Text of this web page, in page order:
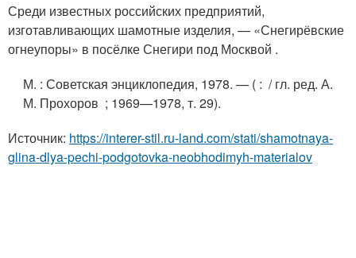
Среди известных российских предприятий,
изготавливающих шамотные изделия, — «Снегирёвские
огнеупоры» в посёлке Снегири под Москвой .
М. : Советская энциклопедия, 1978. — ( : / гл. ред. А.
М. Прохоров ; 1969—1978, т. 29).
Источник: https://interer-stil.ru-land.com/stati/shamotnaya-
glina-dlya-pechi-podgotovka-neobhodimyh-materialov